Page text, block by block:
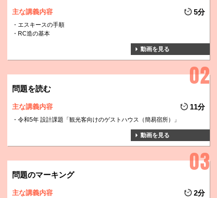
主な講義内容 5分
エスキースの手順
RC造の基本
動画を見る
問題を読む
主な講義内容 11分
令和5年 設計課題「観光客向けのゲストハウス（簡易宿所）」
動画を見る
問題のマーキング
主な講義内容 2分